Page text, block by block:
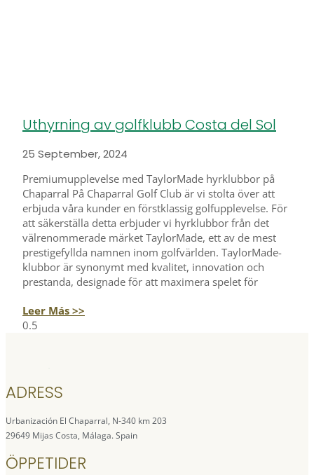
Uthyrning av golfklubb Costa del Sol
25 September, 2024
Premiumupplevelse med TaylorMade hyrklubbor på
Chaparral På Chaparral Golf Club är vi stolta över att
erbjuda våra kunder en förstklassig golfupplevelse. För
att säkerställa detta erbjuder vi hyrklubbor från det
välrenommerade märket TaylorMade, ett av de mest
prestigefyllda namnen inom golfvärlden. TaylorMade-
klubbor är synonymt med kvalitet, innovation och
prestanda, designade för att maximera spelet för
Leer Más >>
ADRESS
Urbanización El Chaparral, N-340 km 203
29649 Mijas Costa, Málaga. Spain
ÖPPETIDER